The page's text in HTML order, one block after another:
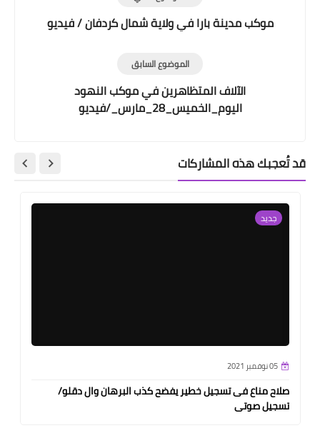
موكب مدينة بارا في ولاية شمال كردفان / فيديو
الموضوع السابق
الآلاف المتظاهرين في موكب النهود
اليوم_الخميس_28_مارس_/فيديو
قد تُعجبك هذه المشاركات
جديد
05 نوفمبر 2021
صلاح مناع فى تسجيل خطير يفضح كذب البرهان وال دقلو/
تسجيل صوتى